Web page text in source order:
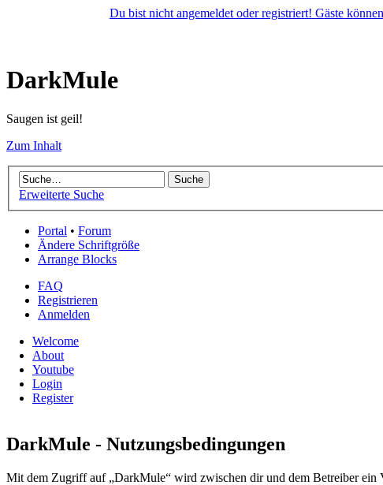
Du bist nicht angemeldet oder registriert! Gäste
DarkMule
Saugen ist geil!
Zum Inhalt
Erweiterte Suche
Portal • Forum
Ändere Schriftgröße
Arrange Blocks
FAQ
Registrieren
Anmelden
Welcome
About
Youtube
Login
Register
DarkMule - Nutzungsbedingungen
Mit dem Zugriff auf „DarkMule“ wird zwischen dir und dem Betreiber ein